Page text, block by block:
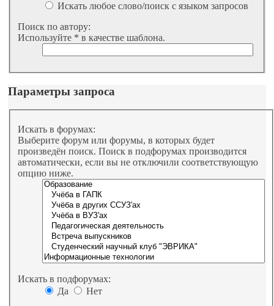
Искать любое слово/поиск с языком запросов
Поиск по автору:
Используйте * в качестве шаблона.
Параметры запроса
Искать в форумах:
Выберите форум или форумы, в которых будет
произведён поиск. Поиск в подфорумах производится
автоматически, если вы не отключили соответствующую
опцию ниже.
Искать в подфорумах:
Да
Нет